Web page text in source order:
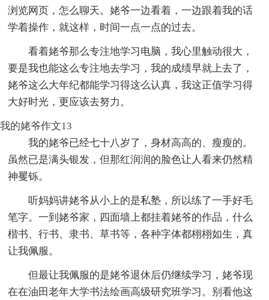
浏览网页，怎么聊天。姥爷一边看着，一边跟着我的话
学着操作，就这样，时间一点一点的过去。
看着姥爷那么专注地学习电脑，我心里触动很大，
要是我也能这么专注地去学习，我的成绩早就上去了，
姥爷这么大年纪都能学习得这么认真，我这正值学习得
大好时光，更应该去努力。
我的姥爷作文13
我的姥爷已经七十八岁了，身材高高的、瘦瘦的。
虽然已是满头银发，但那红润润的脸色让人看来仍然精
神矍铄。
听妈妈讲姥爷从小上的是私塾，所以练了一手好毛
笔字。一到姥爷家，四面墙上都挂着姥爷的作品，什么
楷书、行书、隶书、草书等，各种字体都栩栩如生，真
让我佩服。
但最让我佩服的是姥爷退休后仍继续学习，姥爷现
在在油田老年大学书法绘画高级研究班学习。别看他这